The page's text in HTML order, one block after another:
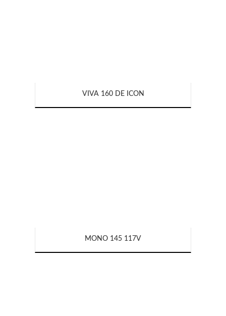
VIVA 160 DE ICON
MONO 145 117V